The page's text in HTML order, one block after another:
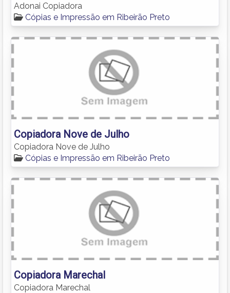
Adonai Copiadora
Cópias e Impressão em Ribeirão Preto
Copiadora Nove de Julho
Copiadora Nove de Julho
Cópias e Impressão em Ribeirão Preto
Copiadora Marechal
Copiadora Marechal